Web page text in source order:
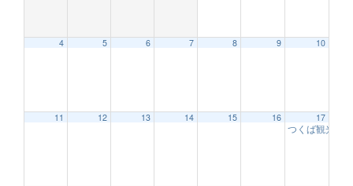
4 5 6 7 8 9 10
11 12 13 14 15 16 17
つくば観光大